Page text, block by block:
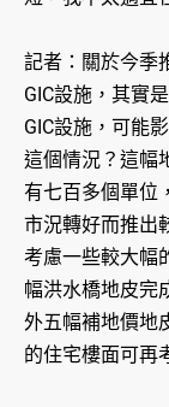
記者：關於今季
GIC設施，其實
GIC設施，可能
這個情況？這幅
有七百多個單位
市況轉好而推出
考慮一些較大幅
幅洪水橋地皮完
外五幅補地價地
的住宅樓面可再